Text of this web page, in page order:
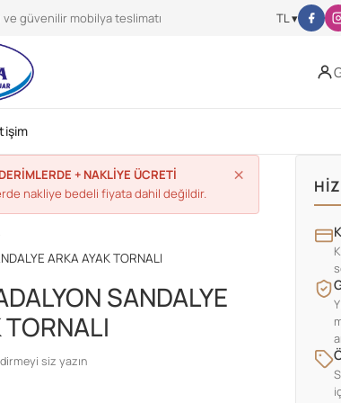
ve güvenilir mobilya teslimatı TL ▾
+ NAKLİYE ÜCRETİ
nakliye bedeli fiyata dahil değildir.
×
ARKA AYAK TORNALI
SANDALYE
TORNALI
siz yazın
https://www.cdc.gov/physical-activity/nutrition/